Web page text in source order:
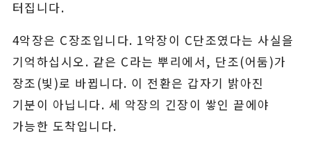
터집니다.
4악장은 C장조입니다. 1악장이 C단조였다는 사실을
기억하십시오. 같은 C라는 뿌리에서, 단조(어둠)가
장조(빛)로 바뀝니다. 이 전환은 갑자기 밝아진
기분이 아닙니다. 세 악장의 긴장이 쌓인 끝에야
가능한 도착입니다.